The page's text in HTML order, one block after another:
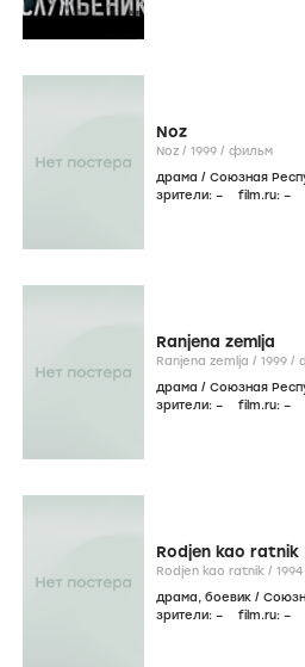
Noz
Noz / 1999 / фильм
драма / Союзная
зрители: – film.ru: –
Ranjena zemlja
Ranjena zemlja / 1999 /
драма / Союзная
зрители: – film.ru: –
Rodjen kao ratnik
Rodjen kao ratnik / 1994
драма, боевик /
зрители: – film.ru: –